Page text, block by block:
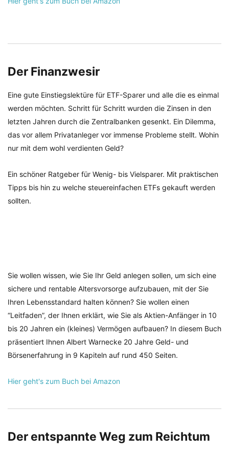
Der Finanzwesir
Eine gute Einstiegslektüre für ETF-Sparer und alle die es einmal
werden möchten. Schritt für Schritt wurden die Zinsen in den
letzten Jahren durch die Zentralbanken gesenkt. Ein Dilemma,
das vor allem Privatanleger vor immense Probleme stellt. Wohin
nur mit dem wohl verdienten Geld?
Ein schöner Ratgeber für Wenig- bis Vielsparer. Mit praktischen
Tipps bis hin zu welche steuereinfachen ETFs gekauft werden
sollten.
Sie wollen wissen, wie Sie Ihr Geld anlegen sollen, um sich eine
sichere und rentable Altersvorsorge aufzubauen, mit der Sie
Ihren Lebensstandard halten können? Sie wollen einen
“Leitfaden”, der Ihnen erklärt, wie Sie als Aktien-Anfänger in 10
bis 20 Jahren ein (kleines) Vermögen aufbauen? In diesem Buch
präsentiert Ihnen Albert Warnecke 20 Jahre Geld- und
Börsenerfahrung in 9 Kapiteln auf rund 450 Seiten.
Hier geht's zum Buch bei Amazon
Der entspannte Weg zum Reichtum